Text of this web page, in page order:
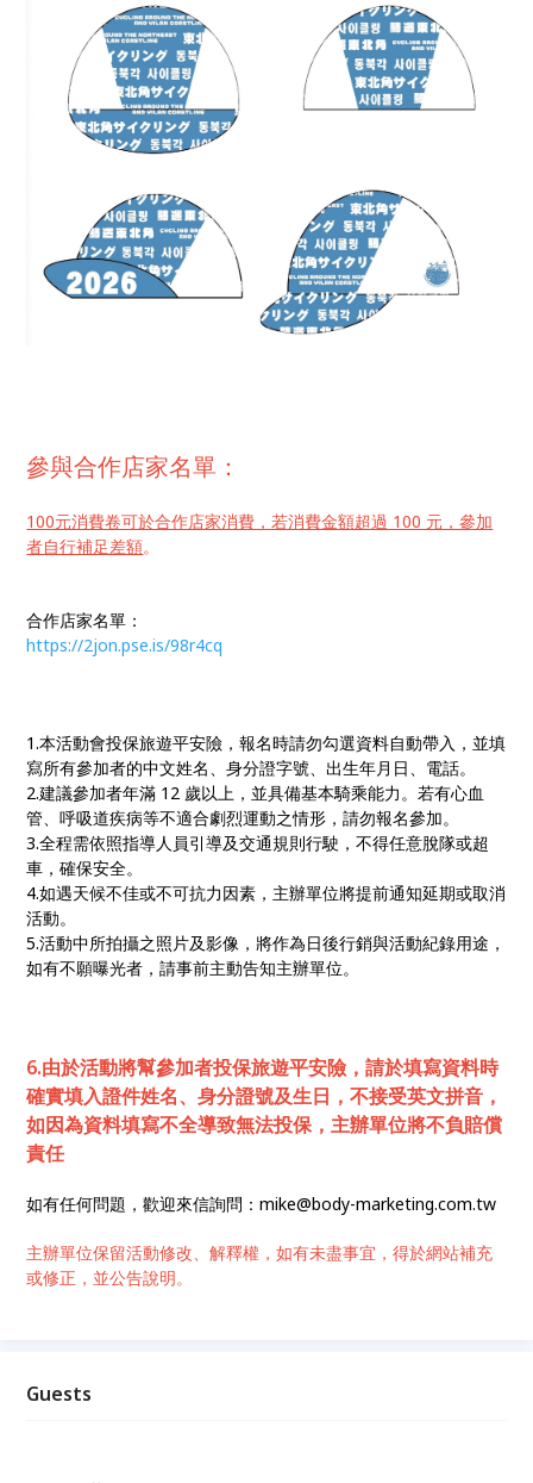
參與合作店家名單：
100元消費卷可於合作店家消費，若消費金額超過 100 元，參加
者自行補足差額。
合作店家名單：
https://2jon.pse.is/98r4cq
1.本活動會投保旅遊平安險，報名時請勿勾選資料自動帶入，並填
寫所有參加者的中文姓名、身分證字號、出生年月日、電話。
2.建議參加者年滿 12 歲以上，並具備基本騎乘能力。若有心血
管、呼吸道疾病等不適合劇烈運動之情形，請勿報名參加。
3.全程需依照指導人員引導及交通規則行駛，不得任意脫隊或超
車，確保安全。
4.如遇天候不佳或不可抗力因素，主辦單位將提前通知延期或取消
活動。
5.活動中所拍攝之照片及影像，將作為日後行銷與活動紀錄用途，
如有不願曝光者，請事前主動告知主辦單位。
6.由於活動將幫參加者投保旅遊平安險，請於填寫資料時
確實填入證件姓名、身分證號及生日，不接受英文拼音，
如因為資料填寫不全導致無法投保，主辦單位將不負賠償
責任
如有任何問題，歡迎來信詢問：mike@body-marketing.com.tw
主辦單位保留活動修改、解釋權，如有未盡事宜，得於網站補充
或修正，並公告說明。
Guests